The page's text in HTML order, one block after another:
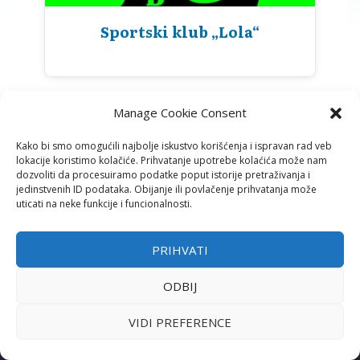
Manage Cookie Consent
Kako bi smo omogućili najbolje iskustvo korišćenja i ispravan rad veb
lokacije koristimo kolačiće. Prihvatanje upotrebe kolaćića može nam
dozvoliti da procesuiramo podatke poput istorije pretraživanja i
jedinstvenih ID podataka. Obijanje ili povlačenje prihvatanja može
uticati na neke funkcije i funcionalnosti.
PRIHVATI
ODBIJ
VIDI PREFERENCE
Sportski klub „Lola“
ADRESA
Ustanička 125/1 (S.C. „Šumice“)